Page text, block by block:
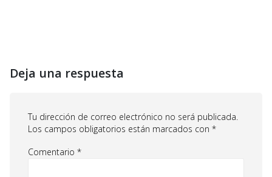
Deja una respuesta
Tu dirección de correo electrónico no será publicada.
Los campos obligatorios están marcados con *
Comentario *